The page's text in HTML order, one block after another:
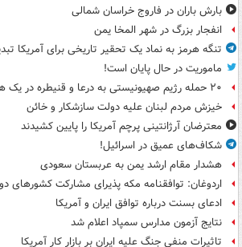
بارش باران در فاروج خراسان شمالی
انفجار بزرگ در شهر المخا یمن
تنگه هرمز به نماد یک تحقیر تاریخی برای آمریکا
ماموریت در حال پایان است!
۲۰ حمله رژیم صهیونیستی به درعا و قنیطره در یک هفته
خیزش مردم لبنان علیه دولت سازشکار و خائن
معترضان آرژانتینی پرچم آمریکا را پایین کشیدند
شکاف‌های عمیق در اسرائیل!
هشدار مقام ارشد یمن به عربستان سعودی
اردوغان: توافقنامه مکه پذیرای مشارکت
ادعای بسنت درباره توافق ایران و آمریکا
نتایج آزمون مدارس سمپاد اعلام شد
تاثیرات منفی جنگ علیه ایران بر بازار کار آمریکا